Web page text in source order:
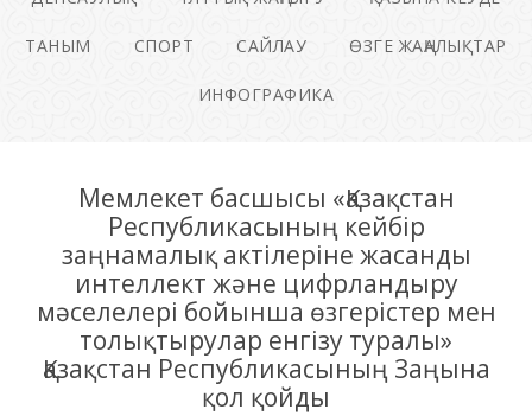
ТАНЫМ СПОРТ САЙЛАУ ӨЗГЕ ЖАҢАЛЫҚТАР
ИНФОГРАФИКА
Мемлекет басшысы «Қазақстан
Республикасының кейбір
заңнамалық актілеріне жасанды
интеллект және цифрландыру
мәселелері бойынша өзгерістер мен
толықтырулар енгізу туралы»
Қазақстан Республикасының Заңына
қол қойды